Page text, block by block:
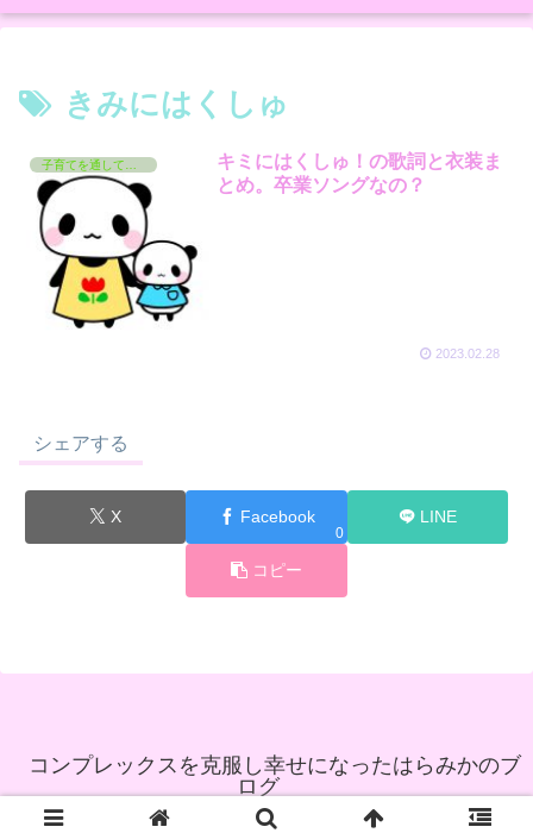
きみにはくしゅ
キミにはくしゅ！の歌詞と衣装ま
とめ。卒業ソングなの？
2023.02.28
シェアする
X Facebook
0
LINE
コピー
コンプレックスを克服し幸せになったはらみかのブ
ログ
© 2021 コンプレックスを克服し幸せになったはらみかのブログ.